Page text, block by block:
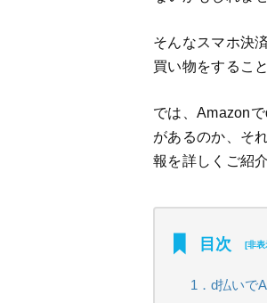
そんなスマホ決
買い物をするこ
では、Amazon
があるのか、そ
報を詳しくご紹
目次 [非表
1．d払いで